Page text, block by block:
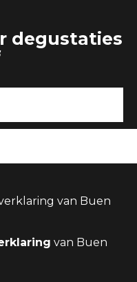
degustaties
van Buen
van Buen